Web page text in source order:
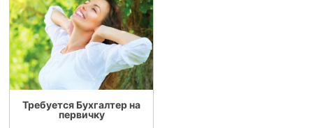
Требуется Бухгалтер на
первичку